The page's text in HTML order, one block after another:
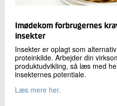
Imødekom forbrugernes
insekter
Insekter er oplagt som
proteinkilde. Arbejder din
produktudvikling, så læs med
insekternes potentiale.
Læs mere her.